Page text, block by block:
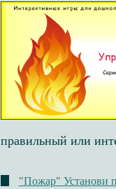
правильный или
"Пожар" Установи